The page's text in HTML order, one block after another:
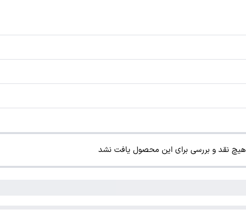
هیچ نقد و بررسی برای این محصول یافت نشد